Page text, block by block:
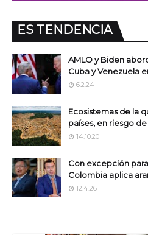
ES TENDENCIA
AMLO y Biden
Cuba y Venezuela
6.2.24
Ecosistemas de la
países, en riesgo
14.10.20
Con excepción
Colombia aplica
12.4.26